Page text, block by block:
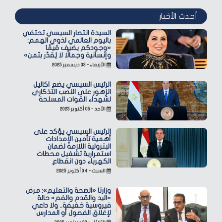
أحدث الأخبار
السيدة انتصار السيسي تحتفي
باليوم العالمي لذوي الهمم:
«وجودكم يضيف قيمًا
وإنسانية وجمالًا لا يُقدّر بثمن»
الأربعاء - ٠٣ ديسمبر ٢٠٢٥
الرئيس السيسي يضع أكاليل
الزهور على النصب التذكاري
لشهداء القوات المسلحة
الأحد - ٠٥ أكتوبر ٢٠٢٥
الرئيس السيسي يؤكد على
أهمية تأمين الإمدادات
البترولية اللازمة لضمان
استمرارية تشغيل محطات
الكهرباء دون انقطاع
السبت - ٠٤ أكتوبر ٢٠٢٥
وزارتا «الصحة والتعليم»: مرض
«اليد والقدم والفم» حالة
فيروسية خفيفة.. ولا داعي
لإغلاق الفصول أو المدارس